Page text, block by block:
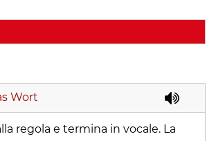
Wort
regola e termina in vocale. La